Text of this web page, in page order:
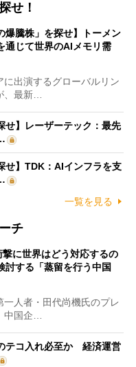
せ！
爆騰株」を探せ】トーメン
通じて世界のAIメモリ需
出演するグローバルリン
、最新…
せ】レーザーテック：最先
せ】TDK：AIインフラを支
一覧を見る
チ
に世界はどう対応するの
する「蒸留を行う中国
人者・田代尚機氏のプレ
中国企…
テコ入れ必至か 経済運営